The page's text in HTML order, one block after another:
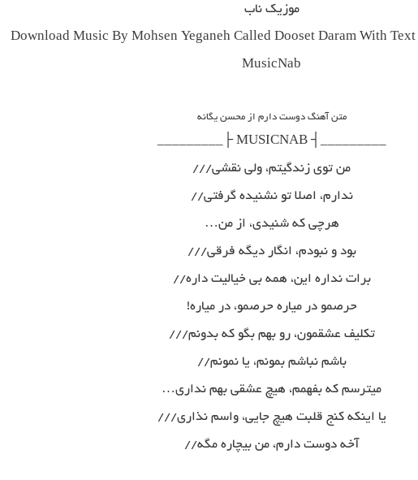
موزیک ناب
Download Music By Mohsen Yeganeh Called Dooset Daram With
MusicNab
متن آهنگ دوست دارم از محسن یگانه
_________┤ MUSICNAB ├_________
من توی زندگیتم، ولی نقشی///
ندارم، اصلا تو نشنیده گرفتی//
هرچی که شنیدی، از من…
بود و نبودم، انگار دیگه فرقی///
برات نداره این، همه بی خیالیت داره//
حرصمو در میاره حرصمو، در میاره!
تکلیف عشقمون، رو بهم بگو که بدونم///
باشم نباشم بمونم، یا نمونم//
میترسم که بفهمم، هیچ عشقی بهم نداری…
یا اینکه کنج قلبت هیچ جایی، واسم نذاری///
آخه دوست دارم، من بیچاره مگه//